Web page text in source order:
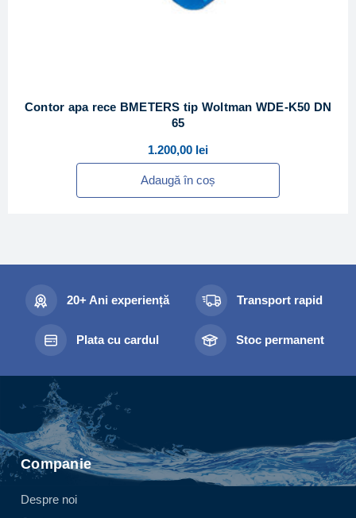
Contor apa rece BMETERS tip Woltman WDE-K50 DN
65
1.200,00 lei
Adaugă în coș
20+ Ani experiență Transport rapid
Plata cu cardul Stoc permanent
Companie
Despre noi